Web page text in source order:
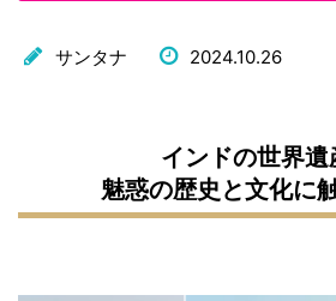
サンタナ 2024.10.26
インドの世界遺
魅惑の歴史と文化に